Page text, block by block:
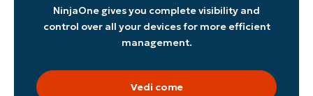
NinjaOne gives you complete visibility and
control over all your devices for more efficient
management.
Vedi come